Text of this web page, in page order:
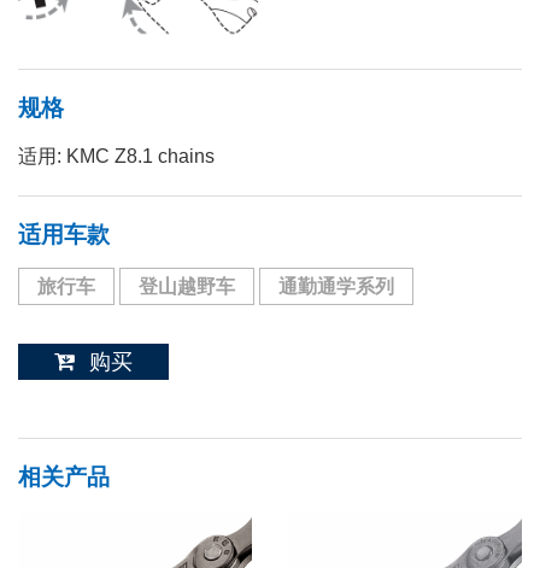
规格
适用: KMC Z8.1 chains
适用车款
旅行车 登山越野车 通勤通学系列
购买
相关产品